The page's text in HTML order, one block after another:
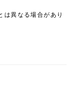
は異なる場合があり